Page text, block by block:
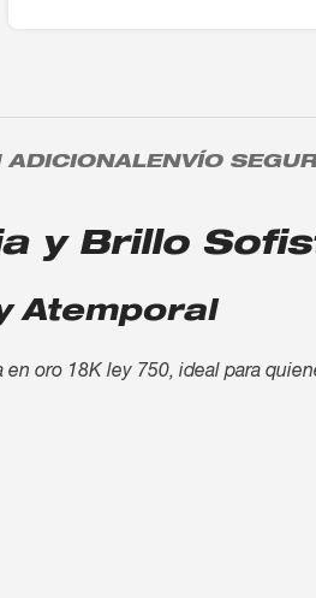
ADICIONALENVÍO
y Brillo
Atemporal
oro 18K ley 750, ideal para